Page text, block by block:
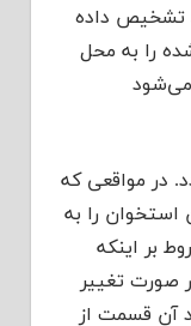
تشخیص داده
را به محل
می‌‌شود
در مواقعی که
استخوان را به
بر اینکه
صورت تغییر
آن قسمت از